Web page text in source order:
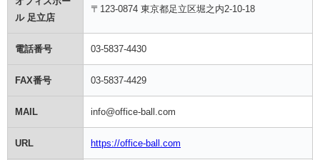
ル 足立店
〒123-0874 東京都足立区堀之内2-10-18
電話番号 03-5837-4430
FAX番号 03-5837-4429
MAIL info@office-ball.com
URL https://office-ball.com